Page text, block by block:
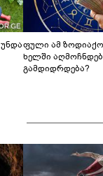
ფული ამ
ხელში
გამდიდრდება?